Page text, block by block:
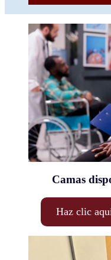
Camas
Haz clic